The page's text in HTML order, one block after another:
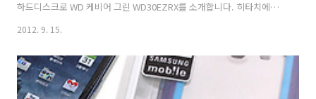
하드디스크로 WD 케비어 그린 WD30EZRX를 소개합니다. 히타치에는
4TB도 나와있는 상태이긴 하나, 가격이 아직은 고가이긴 하죠. 2TB 그리
가 추천하는 이유는 5400RPM이라는 점 입니다. 그리고 WD에서 예전부
터 적용해오기 시작한 파킹이 되었을 때 해더가 밖으로 나가서 고정이 되
는 타입입니다. 속도는 좀 느리지만 그만큼 좀 더 안정적인 동작이 가능
2012. 9. 15.